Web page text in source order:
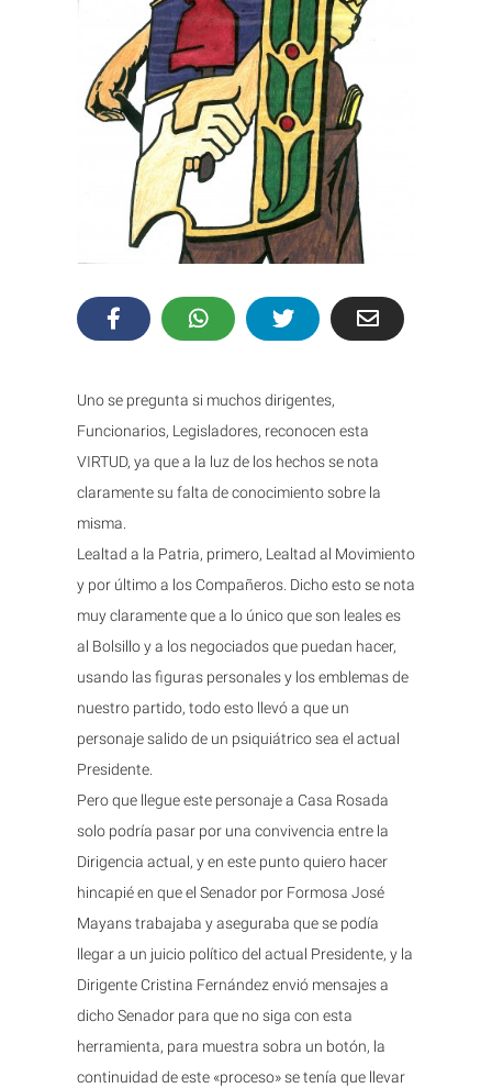
Uno se pregunta si muchos dirigentes,
Funcionarios, Legisladores, reconocen esta
VIRTUD, ya que a la luz de los hechos se nota
claramente su falta de conocimiento sobre la
misma.
Lealtad a la Patria, primero, Lealtad al Movimiento
y por último a los Compañeros. Dicho esto se nota
muy claramente que a lo único que son leales es
al Bolsillo y a los negociados que puedan hacer,
usando las figuras personales y los emblemas de
nuestro partido, todo esto llevó a que un
personaje salido de un psiquiátrico sea el actual
Presidente.
Pero que llegue este personaje a Casa Rosada
solo podría pasar por una convivencia entre la
Dirigencia actual, y en este punto quiero hacer
hincapié en que el Senador por Formosa José
Mayans trabajaba y aseguraba que se podía
llegar a un juicio político del actual Presidente, y la
Dirigente Cristina Fernández envió mensajes a
dicho Senador para que no siga con esta
herramienta, para muestra sobra un botón, la
continuidad de este «proceso» se tenía que llevar